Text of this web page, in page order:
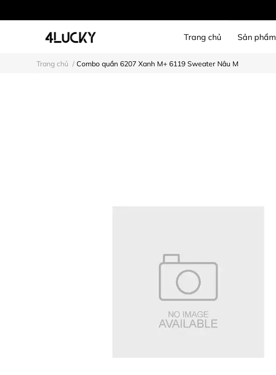
Trang chủ Sản phẩm
Trang chủ / Combo quần 6207 Xanh M+ 6119 Sweater Nâu M